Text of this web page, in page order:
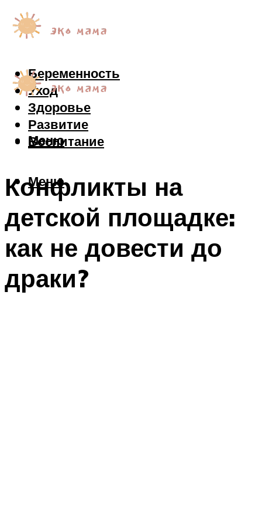
Беременность
Уход
Здоровье
Развитие
Воспитание
Меню
Меню
Конфликты на
детской площадке:
как не довести до
драки?